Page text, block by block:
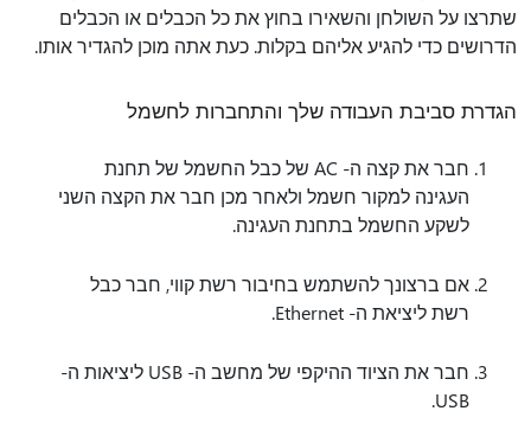
שתרצו על השולחן והשאירו בחוץ את כל הכבלים או הכבלים
הדרושים כדי להגיע אליהם בקלות. כעת אתה מוכן להגדיר אותו.
הגדרת סביבת העבודה שלך והתחברות לחשמל
חבר את קצה ה- AC של כבל החשמל של תחנת
העגינה למקור חשמל ולאחר מכן חבר את הקצה השני
לשקע החשמל בתחנת העגינה.
אם ברצונך להשתמש בחיבור רשת קווי, חבר כבל
רשת ליציאת ה- Ethernet.
חבר את הציוד ההיקפי של מחשב ה- USB ליציאות ה-
USB.